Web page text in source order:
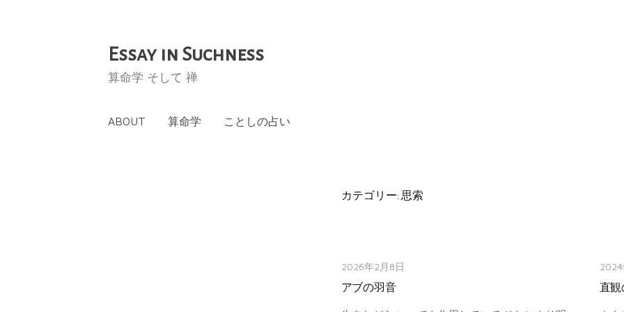
コ
ン
ン
Essay in Suchness
算命学 そして 禅
ABOUT 算命学 ことしの占い
カテゴリー: 思索
2026年2月8日
アブの羽音
2024
直